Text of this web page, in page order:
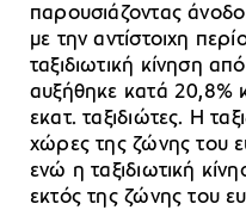
παρουσιάζοντας
με την αντίστοιχη
ταξιδιωτική κίνηση
αυξήθηκε κατά 20,8%
εκατ. ταξιδιώτες. Η
χώρες της ζώνης του
ενώ η ταξιδιωτική
εκτός της ζώνης του